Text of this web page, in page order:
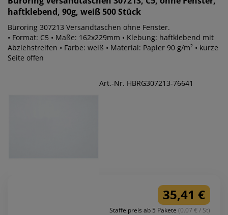
haftklebend, 90g, weiß 500 Stück
Büroring 307213 Versandtaschen ohne Fenster.
• Format: C5 • Maße: 162x229mm • Klebung: haftklebend mit
Abziehstreifen • Farbe: weiß • Material: Papier 90 g/m² • kurze
Seite offen
Art.-Nr. HBRG307213-76641
35,41 €
Staffelpreis ab 5 Pakete (0.07 € / St)